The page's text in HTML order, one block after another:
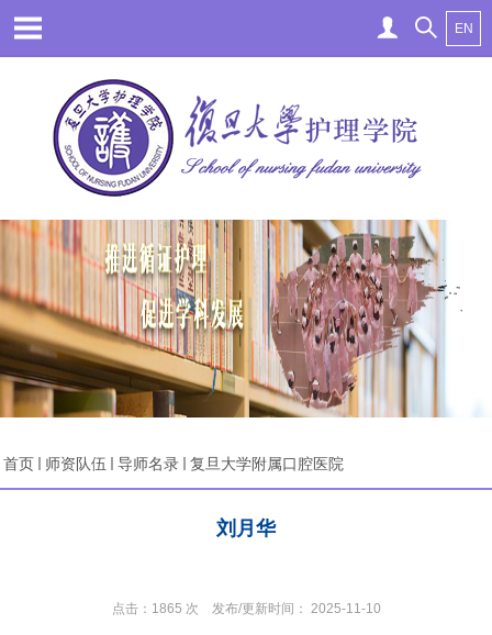
EN
首页 师资队伍 导师名录 复旦大学附属口腔医院
刘月华
点击： 1865 次 发布/更新时间： 2025-11-10